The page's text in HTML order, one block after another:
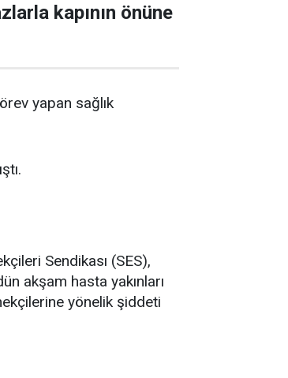
kapının önüne
yapan sağlık
Sendikası (SES),
akşam hasta yakınları
yönelik şiddeti